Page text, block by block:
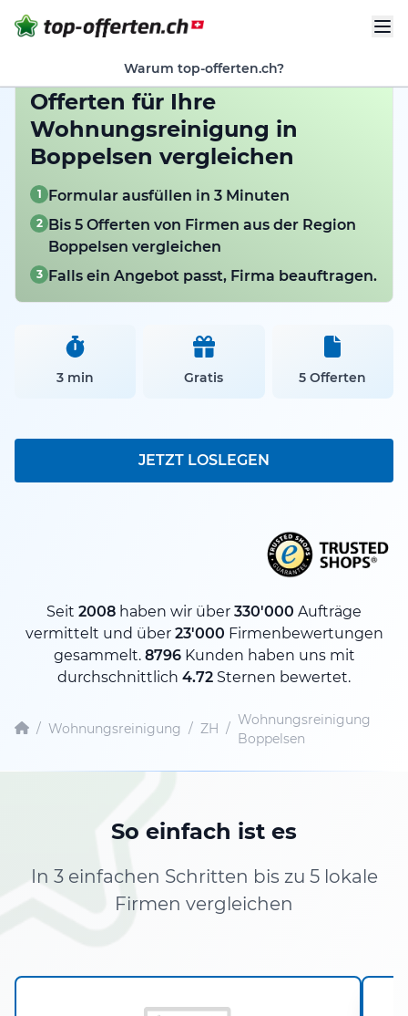
Warum top-offerten.ch?
Offerten für Ihre
Wohnungsreinigung in
Boppelsen vergleichen
1 Formular ausfüllen in 3 Minuten
2 Bis 5 Offerten von Firmen aus der Region
Boppelsen vergleichen
3 Falls ein Angebot passt, Firma beauftragen.
3 min Gratis 5 Offerten
JETZT LOSLEGEN
Seit 2008 haben wir über 330'000 Aufträge
vermittelt und über 23'000 Firmenbewertungen
gesammelt. 8796Kunden haben uns mit
durchschnittlich 4.72 Sternen bewertet.
/ Wohnungsreinigung / ZH /
Wohnungsreinigung
Boppelsen
So einfach ist es
In 3 einfachen Schritten bis zu 5 lokale
Firmen vergleichen